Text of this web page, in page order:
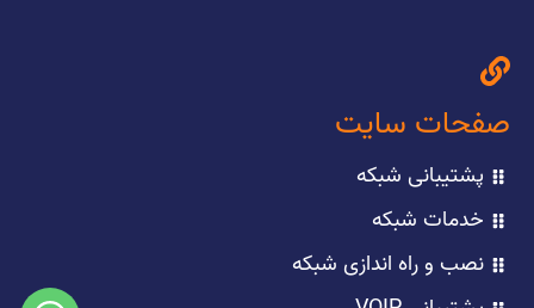
صفحات سایت
پشتیبانی شبکه
خدمات شبکه
نصب و راه اندازی شبکه